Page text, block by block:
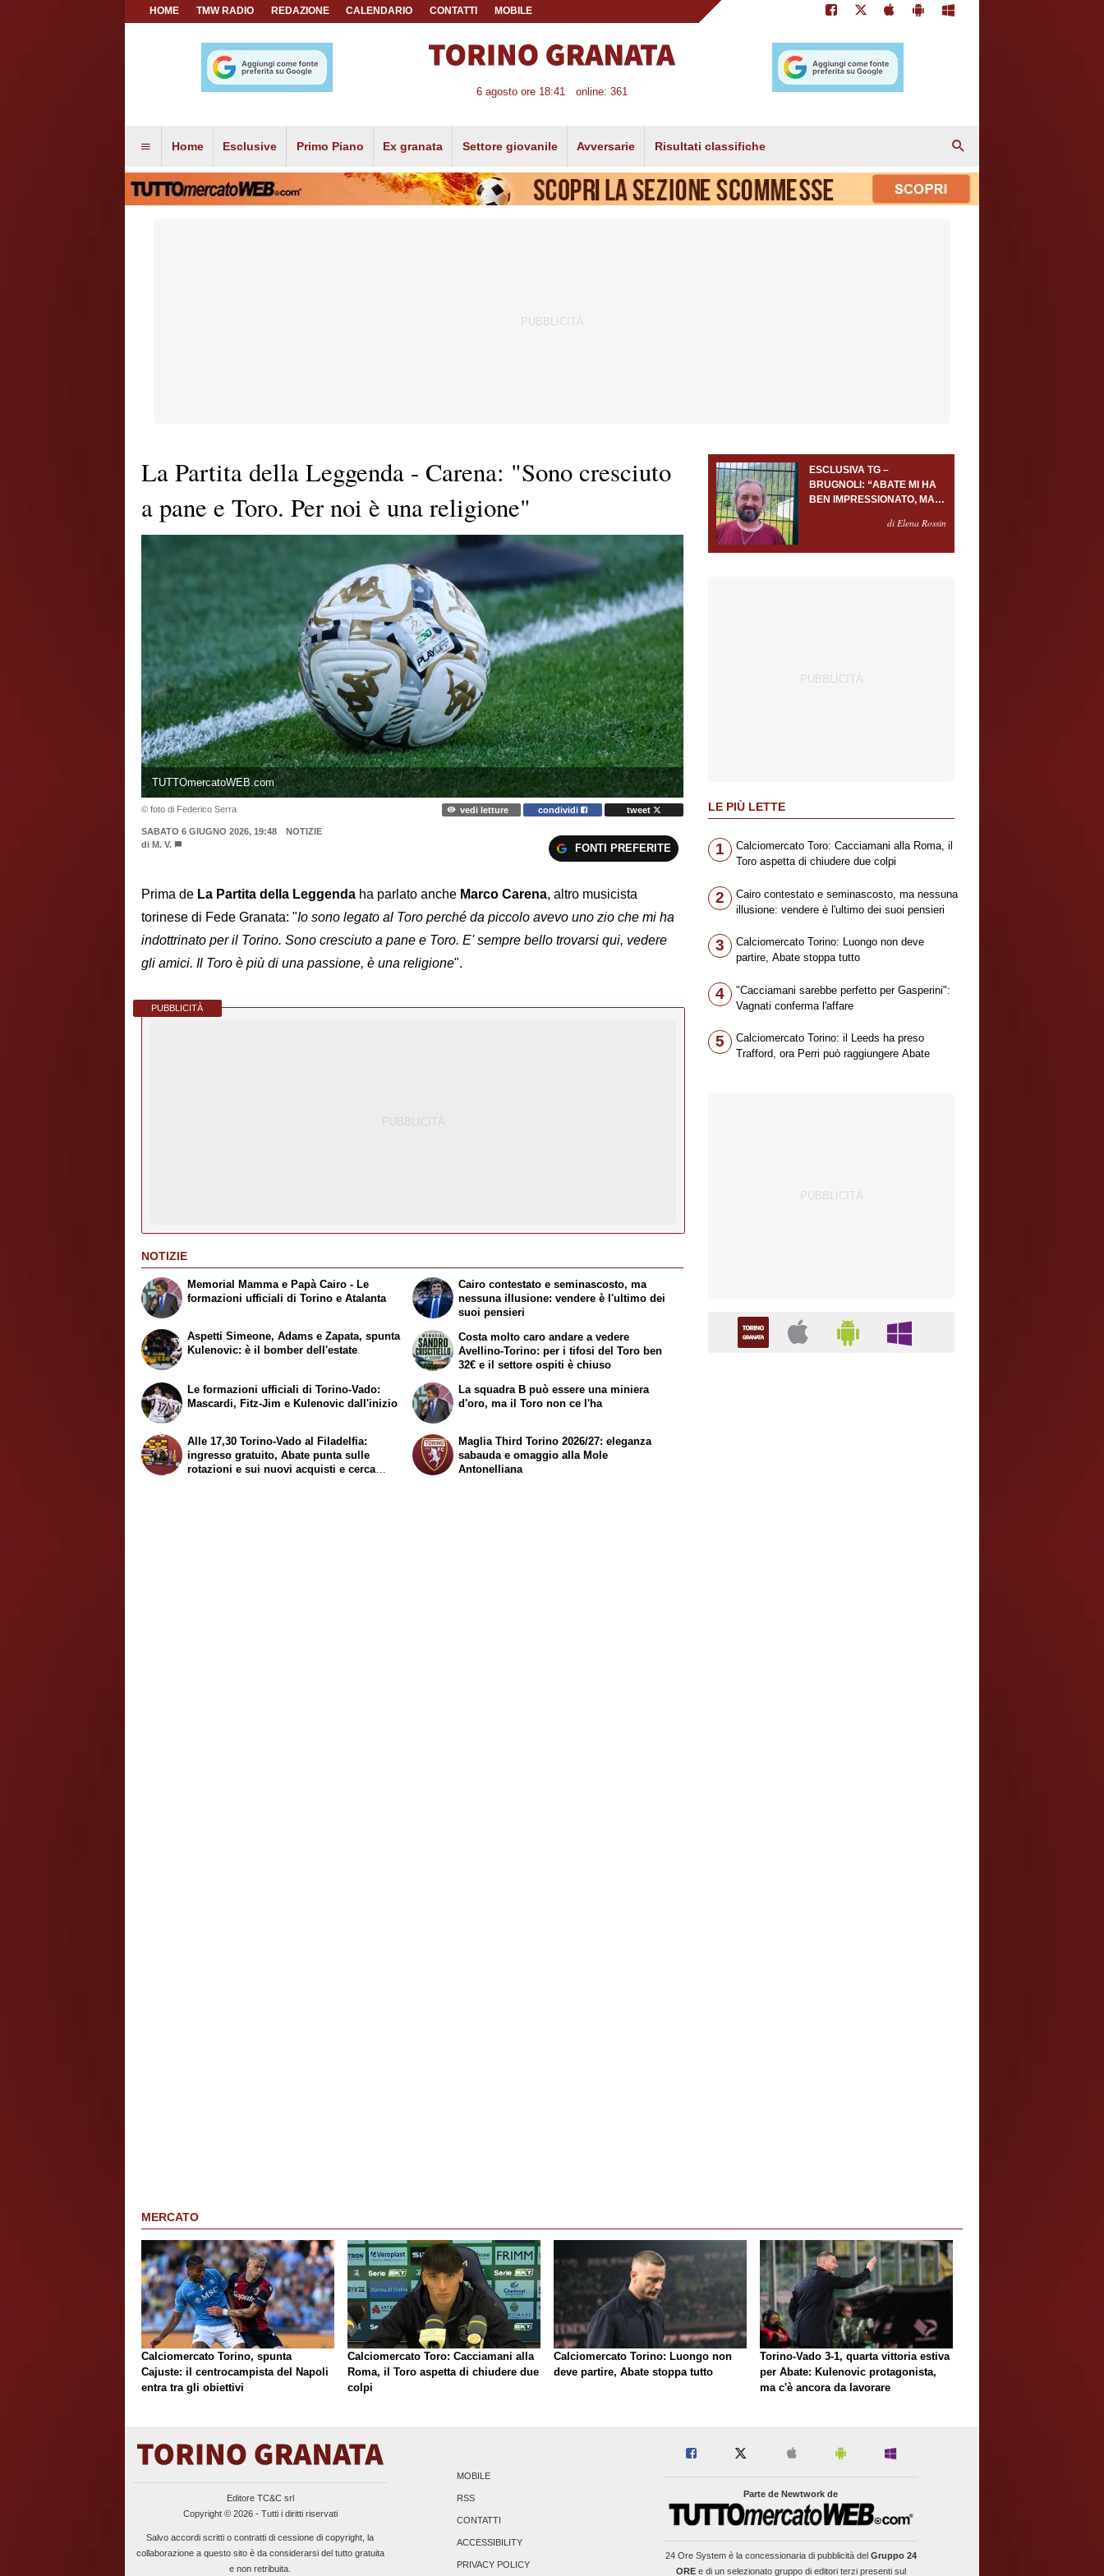
HOME TMW RADIO REDAZIONE CALENDARIO CONTATTI MOBILE
6 agosto ore 18:41 online: 361
Home Esclusive Primo Piano Ex granata Settore giovanile Avversarie Risultati classifiche
La Partita della Leggenda - Carena: "Sono cresciuto
a pane e Toro. Per noi è una religione"
TUTTOmercatoWEB.com
© foto di Federico Serra vedi letture condividi tweet
SABATO 6 GIUGNO 2026, 19:48
NOTIZIE
di M. V. FONTI PREFERITE
Prima de La Partita della Leggenda ha parlato anche Marco Carena, altro musicista
torinese di Fede Granata: "Io sono legato al Toro perché da piccolo avevo uno zio che mi ha
indottrinato per il Torino. Sono cresciuto a pane e Toro. E' sempre bello trovarsi qui, vedere
gli amici. Il Toro è più di una passione, è una religione".
PUBBLICITÀ
NOTIZIE
Memorial Mamma e Papà Cairo - Le
formazioni ufficiali di Torino e Atalanta
Aspetti Simeone, Adams e Zapata, spunta
Kulenovic: è il bomber dell'estate
Cairo contestato e seminascosto, ma
nessuna illusione: vendere è l'ultimo dei
suoi pensieri
Costa molto caro andare a vedere
Avellino-Torino: per i tifosi del Toro ben
32€ e il settore ospiti è chiuso
Le formazioni ufficiali di Torino-Vado:
Mascardi, Fitz-Jim e Kulenovic dall'inizio
Alle 17,30 Torino-Vado al Filadelfia:
ingresso gratuito, Abate punta sulle
rotazioni e sui nuovi acquisti e cerca
La squadra B può essere una miniera
d'oro, ma il Toro non ce l'ha
Maglia Third Torino 2026/27: eleganza
sabauda e omaggio alla Mole
Antonelliana
ESCLUSIVA TG –
BRUGNOLI: “ABATE MI HA
BEN IMPRESSIONATO, MA
PORTIERE SERVONOdi Elena Rossin
LE PIÙ LETTE
1
Calciomercato Toro: Cacciamani alla Roma, il
Toro aspetta di chiudere due colpi
2
Cairo contestato e seminascosto, ma nessuna
illusione: vendere è l'ultimo dei suoi pensieri
3
Calciomercato Torino: Luongo non deve
partire, Abate stoppa tutto
4
"Cacciamani sarebbe perfetto per Gasperini":
Vagnati conferma l'affare
5
Calciomercato Torino: il Leeds ha preso
Trafford, ora Perri può raggiungere Abate
MERCATO
Calciomercato Torino, spunta
Cajuste: il centrocampista del Napoli
entra tra gli obiettivi
Calciomercato Toro: Cacciamani alla
Roma, il Toro aspetta di chiudere due
colpi
Calciomercato Torino: Luongo non
deve partire, Abate stoppa tutto
Torino-Vado 3-1, quarta vittoria estiva
per Abate: Kulenovic protagonista,
ma c'è ancora da lavorare
Editore TC&C srl
Copyright © 2026 - Tutti i diritti riservati
Salvo accordi scritti o contratti di cessione di copyright, la
collaborazione a questo sito è da considerarsi del tutto gratuita
e non retribuita.
MOBILE
RSS
CONTATTI
ACCESSIBILITY
PRIVACY POLICY
Parte de Newtwork de
24 Ore Systemè la concessionaria di pubblicità del Gruppo 24
OREe di un selezionato gruppo di editori terzi presenti sul